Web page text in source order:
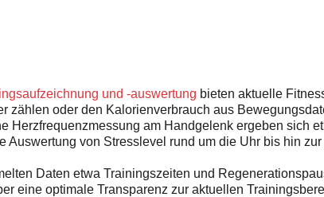
und -auswertung bieten aktuelle
zählen oder den Kalorienverbrauch aus
Herzfrequenzmessung am Handgelenk ergeben sich
Auswertung von Stresslevel rund um die Uhr bis hin
Daten etwa Trainingszeiten und
eine optimale Transparenz zur aktuellen